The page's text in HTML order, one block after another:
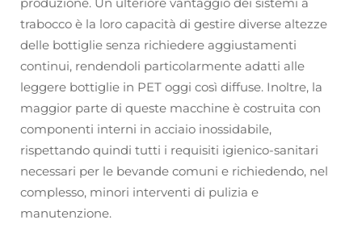
trabocco è la loro capacità di gestire diverse altezze
delle bottiglie senza richiedere aggiustamenti
continui, rendendoli particolarmente adatti alle
leggere bottiglie in PET oggi così diffuse. Inoltre, la
maggior parte di queste macchine è costruita con
componenti interni in acciaio inossidabile,
rispettando quindi tutti i requisiti igienico-sanitari
necessari per le bevande comuni e richiedendo, nel
complesso, minori interventi di pulizia e
manutenzione.